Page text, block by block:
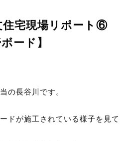
住宅現場リポート⑥
ード】
の長谷川です。
ドが施工されている様子を見て